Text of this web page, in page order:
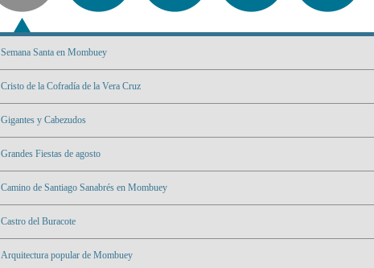
Semana Santa en Mombuey
Cristo de la Cofradía de la Vera Cruz
Gigantes y Cabezudos
Grandes Fiestas de agosto
Camino de Santiago Sanabrés en Mombuey
Castro del Buracote
Arquitectura popular de Mombuey